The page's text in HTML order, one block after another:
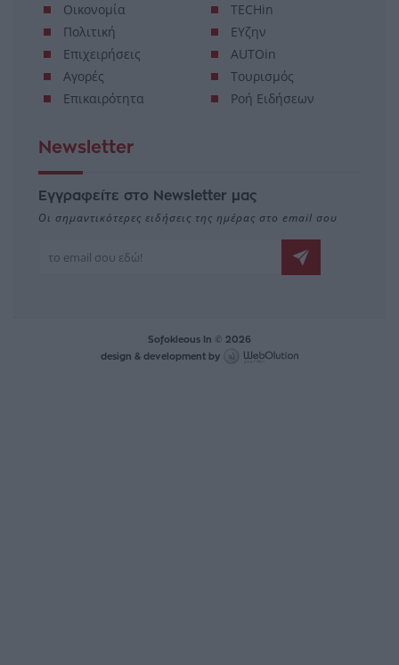
Οικονομία
Πολιτική
Επιχειρήσεις
Αγορές
Επικαιρότητα
TECHin
ΕΥζην
AUTOin
Τουρισμός
Ροή Ειδήσεων
Newsletter
Εγγραφείτε στο Newsletter μας
Οι σημαντικότερες ειδήσεις της ημέρας στο email σου
Sofokleous In © 2026
design & development by